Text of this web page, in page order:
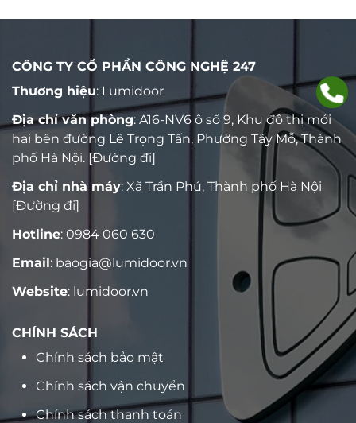
CÔNG TY CỔ PHẦN CÔNG NGHỆ 247
Thương hiệu: Lumidoor
Địa chỉ văn phòng: A16-NV6 ô số 9, Khu đô thị mới
hai bên đường Lê Trọng Tấn, Phường Tây Mỗ, Thành
phố Hà Nội. [Đường đi]
Địa chỉ nhà máy: Xã Trần Phú, Thành phố Hà Nội
[Đường đi]
Hotline: 0984 060 630
Email: baogia@lumidoor.vn
Website: lumidoor.vn
CHÍNH SÁCH
Chính sách bảo mật
Chính sách vận chuyển
Chính sách thanh toán